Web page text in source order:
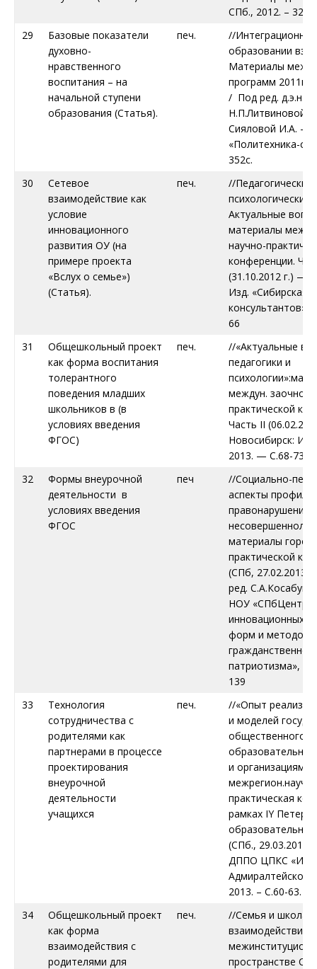
СПб., 2012. – 328с.
29
Базовые показатели
духовно-
нравственного
воспитания – на
начальной ступени
образования (Статья).
печ.
//
образовании
Материалы
программ 2011г.
/ Под ред. д.э.н.,
Н.П.Литвиновой и
Сияловой И.А. –
«Политехника-
352с.
30
Сетевое
взаимодействие как
условие
инновационного
развития ОУ (на
примере проекта
«Вслух о семье»)
(Статья).
печ.
//Педагогические
психологические
Актуальные
материалы
научно-
конференции.
(31.10.2012 г.) —
Изд. «Сибирская
консультантов»,
66
31
Общешкольный проект
как форма воспитания
толерантного
поведения младших
школьников в (в
условиях введения
ФГОС)
печ.
//«Актуальные
педагогики и
междун. заочной
практической
Часть II
Новосибирск:
2013. — С.68-73
32
Формы внеурочной
деятельности в
условиях введения
ФГОС
печ
//Социально-
аспекты
правонарушений
материалы
практической
(СПб,
ред.
НОУ «СПбЦентр
инновационных
форм и методов
патриотизма»,
139
33
Технология
сотрудничества с
родителями как
партнерами в процессе
проектирования
внеурочной
деятельности
учащихся
печ.
//«Опыт
и моделей
общественного
и организациями»:
практическая
рамках IY
(СПб.,
ДППО ЦПКС
2013. – С.60-63.
34
Общешкольный проект
как форма
взаимодействия с
родителями для
печ.
//Семья и школа:
взаимодействие в
пространстве